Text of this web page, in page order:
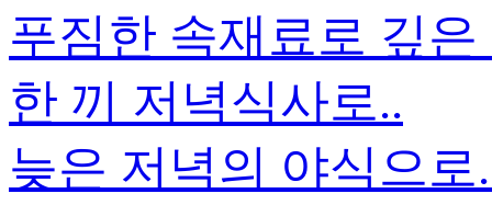
푸짐한 속재료로 깊
한 끼 저녁식사로..
늦은 저녁의 야식으로